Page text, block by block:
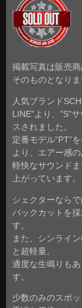
掲載写真は販売
そのものとなり
人気ブランド
LINE”より、
スされました。
定番モデル”PT”
より、エアー感
軽快なサウンド
上がっています。
シェクターなら
バックカットを
す。
また、シンライ
と超軽量。
適度な生鳴りも
す。
少数のみのスポッ